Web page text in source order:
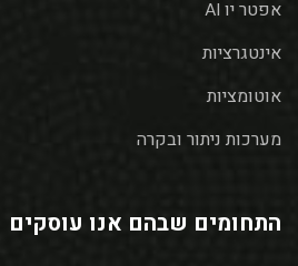
אפטר יו AI
אינטגרציות
אוטומציות
מערכות ניתור ובקרה
התחומים שבהם אנו עוסקים